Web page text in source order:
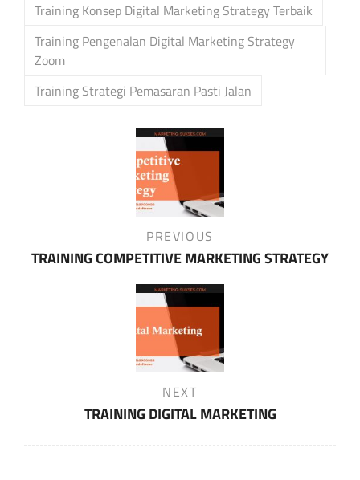
Training Konsep Digital Marketing Strategy Terbaik
Training Pengenalan Digital Marketing Strategy
Zoom
Training Strategi Pemasaran Pasti Jalan
Post
PREVIOUS
TRAINING COMPETITIVE MARKETING STRATEGY
NEXT
TRAINING DIGITAL MARKETING